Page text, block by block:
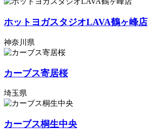
ホットヨガスタジオLAVA鶴ヶ峰店
神奈川県
カーブス寄居桜
埼玉県
カーブス桐生中央